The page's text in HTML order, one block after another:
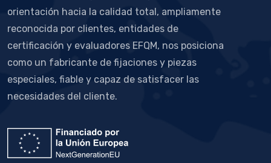
orientación hacia la calidad total, ampliamente
reconocida por clientes, entidades de
certificación y evaluadores EFQM, nos posiciona
como un fabricante de fijaciones y piezas
especiales, fiable y capaz de satisfacer las
necesidades del cliente.